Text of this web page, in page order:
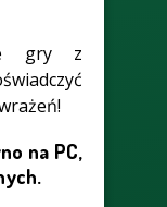
gry z
na PC,